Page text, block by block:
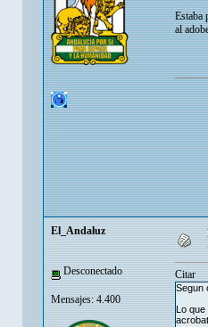
Estaba
al
El_Andaluz
Desconectado
Mensajes: 4.400
Citar
Segun
Lo